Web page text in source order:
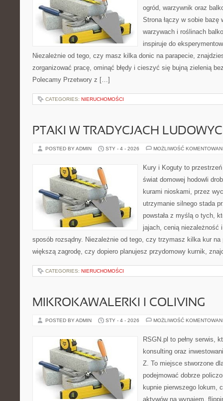
ogród, warzywnik oraz
Strona łączy w sobie bazę
warzywach i roślinach
inspiruje do
Niezależnie od tego, czy masz kilka donic na parapecie,
zorganizować pracę, ominąć błędy i cieszyć się bujną zielenią
Polecamy Przetwory z […]
CATEGORIES: NIERUCHOMOŚCI
PTAKI W TRADYCJACH
POSTED BY ADMIN STY - 4 - 2026 MOŻLIWOŚĆ
Kury i Koguty to
świat domowej hodowli
kurami nioskami, przez
utrzymanie silnego stada
powstała z myślą o tych,
jajach, cenią niezależność
sposób rozsądny. Niezależnie od tego, czy trzymasz kilka kur na
większą zagrodę, czy dopiero planujesz przydomowy kurnik,
CATEGORIES: NIERUCHOMOŚCI
MIKROKAWALERKI I COLIVING
POSTED BY ADMIN STY - 4 - 2026 MOŻLIWOŚĆ
RSGN.pl to pełny serwis,
konsulting oraz
Z. To miejsce stworzone
podejmować dobrze
kupnie pierwszego lokum,
aktywów na wynajem,